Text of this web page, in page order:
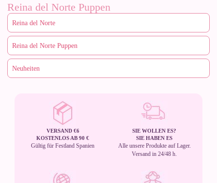
Reina del Norte Puppen
VERSAND €6
KOSTENLOS AB 90 €
Gültig für Festland Spanien
SIE WOLLEN ES?
SIE HABEN ES
Alle unsere Produkte auf Lager.
Versand in 24/48 h.